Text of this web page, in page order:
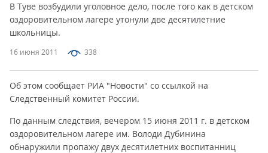
16 июня 2011 338
В Туве возбудили уголовное дело, после того как в детском
оздоровительном лагере утонули две десятилетние
школьницы.
Об этом сообщает РИА "Новости" со ссылкой на
Следственный комитет России.
По данным следствия, вечером 15 июня 2011 г. в детском
оздоровительном лагере им. Володи Дубинина
обнаружили пропажу двух десятилетних воспитанниц